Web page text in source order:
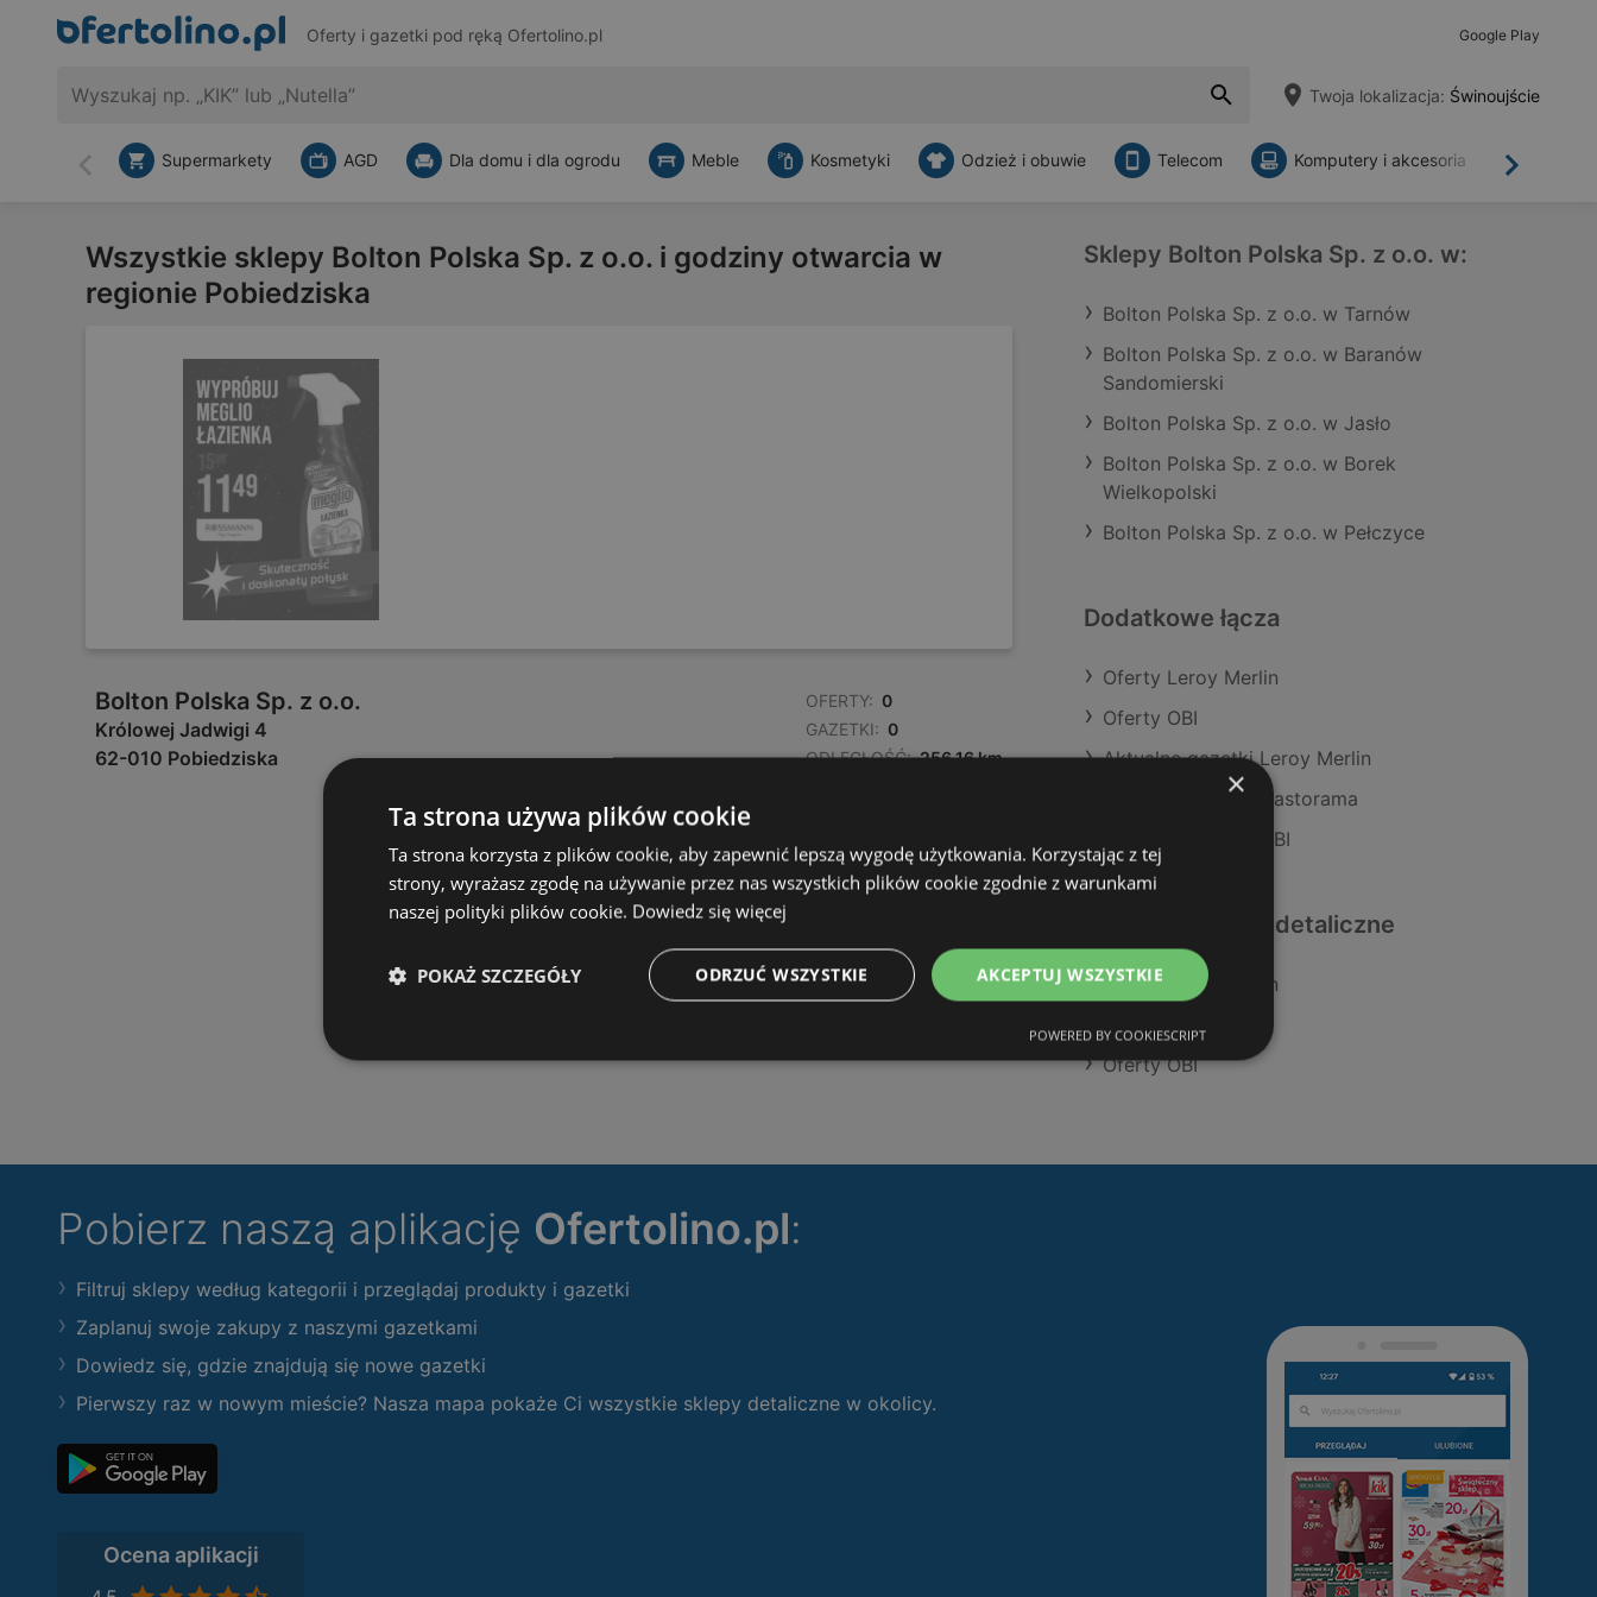
Oferty i gazetki pod ręką Ofertolino.pl Google Play
Twoja lokalizacja: Świnoujście
Wstecz Dalej
Supermarkety AGD Dla domu i dla ogrodu Meble Kosmetyki Odzież i obuwie Telecom Komputery i akcesoria
Wszystkie sklepy Bolton Polska Sp. z o.o. i godziny otwarcia w
regionie Pobiedziska
Bolton Polska Sp. z o.o.
Królowej Jadwigi 4
62-010 Pobiedziska
OFERTY: 0
GAZETKI: 0
ODLEGŁOŚĆ: 256,16 km
Sklepy Bolton Polska Sp. z o.o. w:
Bolton Polska Sp. z o.o. w Tarnów
Bolton Polska Sp. z o.o. w Baranów
Sandomierski
Bolton Polska Sp. z o.o. w Jasło
Bolton Polska Sp. z o.o. w Borek
Wielkopolski
Bolton Polska Sp. z o.o. w Pełczyce
Dodatkowe łącza
Oferty Leroy Merlin
Oferty OBI
Aktualne gazetki Leroy Merlin
Aktualne gazetki Castorama
Aktualne gazetki OBI
Podobne sklepy detaliczne
Oferty Leroy Merlin
Oferty Castorama
Oferty OBI
Pobierz naszą aplikację Ofertolino.pl:
Filtruj sklepy według kategorii i przeglądaj produkty i gazetki
Zaplanuj swoje zakupy z naszymi gazetkami
Dowiedz się, gdzie znajdują się nowe gazetki
Pierwszy raz w nowym mieście? Nasza mapa pokaże Ci wszystkie sklepy detaliczne w okolicy.
Ocena aplikacji
×
Ta strona używa plików cookie
Ta strona korzysta z plików cookie, aby zapewnić lepszą wygodę użytkowania. Korzystając z tej
strony, wyrażasz zgodę na używanie przez nas wszystkich plików cookie zgodnie z warunkami
naszej polityki plików cookie. Dowiedz się więcej
AKCEPTUJ WSZYSTKIE
ODRZUĆ WSZYSTKIE
POKAŻ SZCZEGÓŁY
POWERED BY COOKIESCRIPT